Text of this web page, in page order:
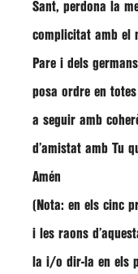
Sant, perdona la
complicitat amb el
Pare i dels
posa ordre en
a seguir amb
d’amistat amb Tu
Amén
(Nota: en els cinc
i les raons
la i/o dir-la en els